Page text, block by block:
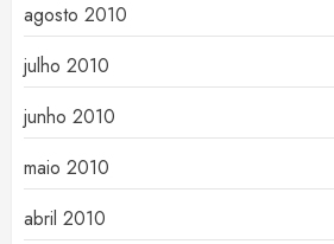
agosto 2010
julho 2010
junho 2010
maio 2010
abril 2010